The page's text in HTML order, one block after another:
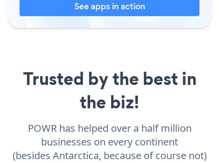
See apps in action
Trusted by the best in
the biz!
POWR has helped over a half million
businesses on every continent
(besides Antarctica, because of course not)